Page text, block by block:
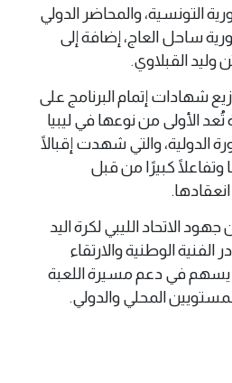
التونسية، والمحاضر الدولي
ساحل العاج، إضافة إلى
وليد القبلاوي.
شهادات إتمام البرنامج على
الأولى من نوعها في ليبيا
الدولية، والتي شهدت إقبالًا
كبيرًا من قبل
الاتحاد الليبي لكرة اليد
الفنية الوطنية والارتقاء
يسهم في دعم مسيرة اللعبة
المحلي والدولي.